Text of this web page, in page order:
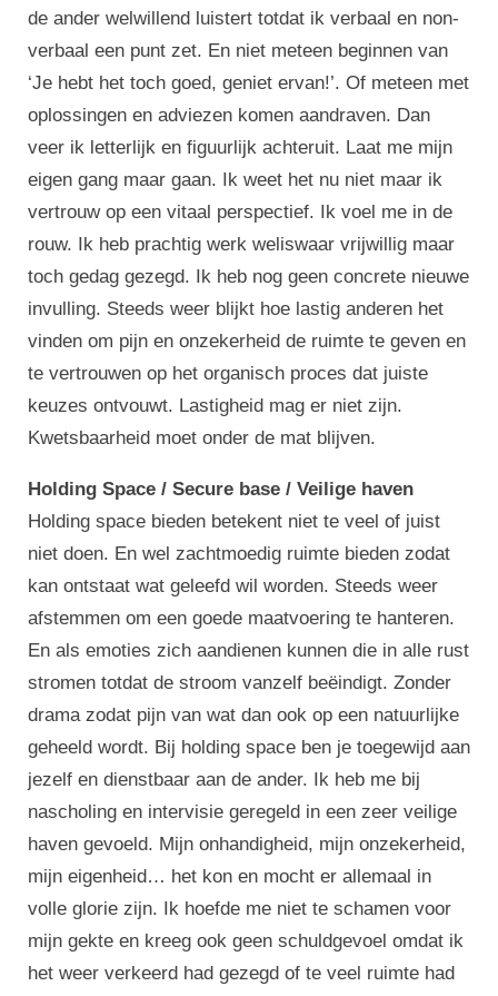
de ander welwillend luistert totdat ik verbaal en non-
verbaal een punt zet. En niet meteen beginnen van
‘Je hebt het toch goed, geniet ervan!’. Of meteen met
oplossingen en adviezen komen aandraven. Dan
veer ik letterlijk en figuurlijk achteruit. Laat me mijn
eigen gang maar gaan. Ik weet het nu niet maar ik
vertrouw op een vitaal perspectief. Ik voel me in de
rouw. Ik heb prachtig werk weliswaar vrijwillig maar
toch gedag gezegd. Ik heb nog geen concrete nieuwe
invulling. Steeds weer blijkt hoe lastig anderen het
vinden om pijn en onzekerheid de ruimte te geven en
te vertrouwen op het organisch proces dat juiste
keuzes ontvouwt. Lastigheid mag er niet zijn.
Kwetsbaarheid moet onder de mat blijven.
Holding Space / Secure base / Veilige haven
Holding space bieden betekent niet te veel of juist
niet doen. En wel zachtmoedig ruimte bieden zodat
kan ontstaat wat geleefd wil worden. Steeds weer
afstemmen om een goede maatvoering te hanteren.
En als emoties zich aandienen kunnen die in alle rust
stromen totdat de stroom vanzelf beëindigt. Zonder
drama zodat pijn van wat dan ook op een natuurlijke
geheeld wordt. Bij holding space ben je toegewijd aan
jezelf en dienstbaar aan de ander. Ik heb me bij
nascholing en intervisie geregeld in een zeer veilige
haven gevoeld. Mijn onhandigheid, mijn onzekerheid,
mijn eigenheid… het kon en mocht er allemaal in
volle glorie zijn. Ik hoefde me niet te schamen voor
mijn gekte en kreeg ook geen schuldgevoel omdat ik
het weer verkeerd had gezegd of te veel ruimte had